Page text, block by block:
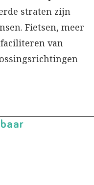
straten zijn
Fietsen, meer
van